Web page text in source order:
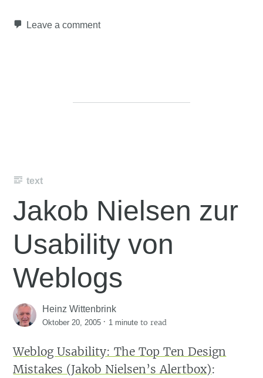
Leave a comment
text
Jakob Nielsen zur
Usability von
Weblogs
Heinz Wittenbrink
Oktober 20, 2005 · 1 minute to read
Weblog Usability: The Top Ten Design
Mistakes (Jakob Nielsen’s Alertbox):